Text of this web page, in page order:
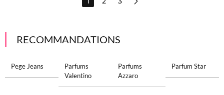
RECOMMANDATIONS
Pege Jeans
Parfums
Valentino
Parfums
Azzaro
Parfum Star